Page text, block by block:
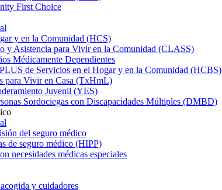
First Choice
y en la Comunidad (HCS)
y Asistencia para Vivir en la Comunidad (CLASS)
Médicamente Dependientes
de Servicios en el Hogar y en la Comunidad (HCBS)
para Vivir en Casa (TxHmL)
Juvenil (YES)
Sordociegas con Discapacidades Múltiples (DMBD)
del seguro médico
de seguro médico (HIPP)
necesidades médicas especiales
y cuidadores